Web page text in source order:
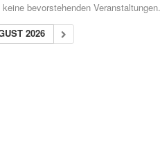
bevorstehenden Veranstaltungen.
2026